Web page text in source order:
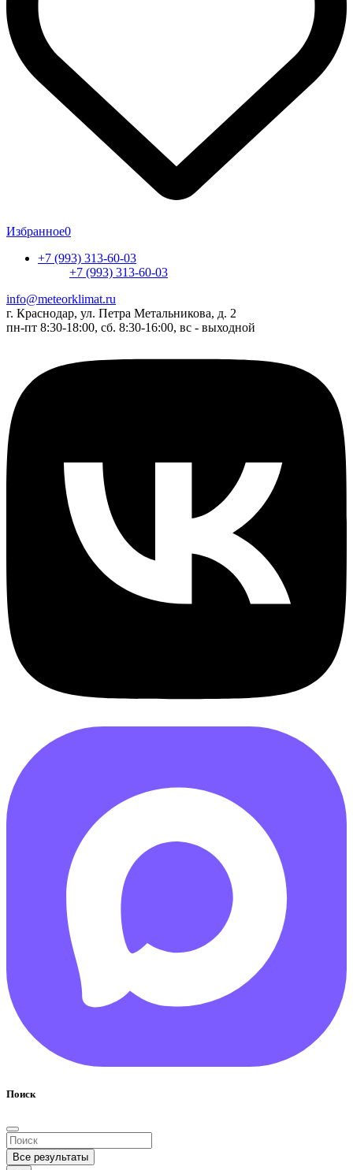
Избранное0
+7 (993) 313-60-03
+7 (993) 313-60-03
info@meteorklimat.ru
г. Краснодар, ул. Петра Метальникова, д. 2
пн-пт 8:30-18:00, сб. 8:30-16:00, вс - выходной
Поиск
Все результаты